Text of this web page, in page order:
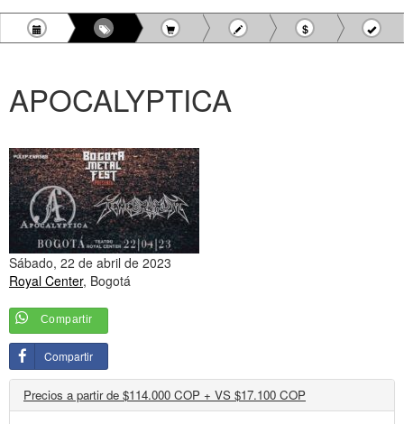
APOCALYPTICA
Sábado, 22 de abril de 2023
Royal Center, Bogotá
Compartir
Compartir
Precios a partir de $114.000 COP + VS $17.100 COP